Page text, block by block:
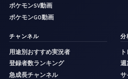
ポケモンSV動画
ポケモンGO動画
チャンネル
用途別おすすめ実況者
登録者数ランキング
急成長チャンネル
分
週
サ